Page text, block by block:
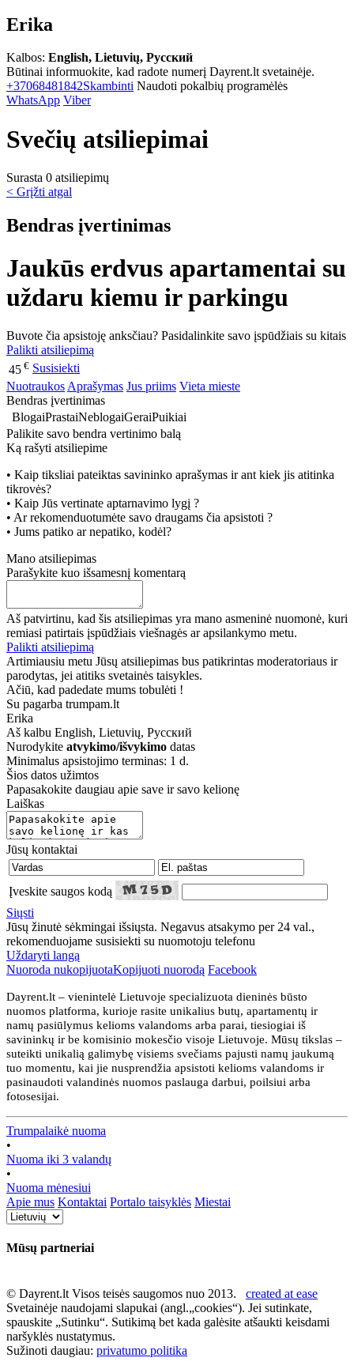
Erika
Kalbos: English, Lietuvių, Русский
Būtinai informuokite, kad radote numerį Dayrent.lt svetainėje.
+37068481842Skambinti Naudoti pokalbių programėlės
WhatsApp Viber
Svečių atsiliepimai
Surasta 0 atsiliepimų
< Grįžti atgal
Bendras įvertinimas
Jaukūs erdvus apartamentai su
uždaru kiemu ir parkingu
Buvote čia apsistoję anksčiau? Pasidalinkite savo įspūdžiais su kitais
Palikti atsiliepimą
45 € Susisiekti
Nuotraukos Aprašymas Jus priims Vieta mieste
Bendras įvertinimas
BlogaiPrastaiNeblogaiGeraiPuikiai
Palikite savo bendra vertinimo balą
Ką rašyti atsiliepime
• Kaip tiksliai pateiktas savininko aprašymas ir ant kiek jis atitinka
tikrovės?
• Kaip Jūs vertinate aptarnavimo lygį ?
• Ar rekomenduotumėte savo draugams čia apsistoti ?
• Jums patiko ar nepatiko, kodėl?
Mano atsiliepimas
Parašykite kuo išsamesnį komentarą
Aš patvirtinu, kad šis atsiliepimas yra mano asmeninė nuomonė, kuri
remiasi patirtais įspūdžiais viešnagės ar apsilankymo metu.
Palikti atsiliepimą
Artimiausiu metu Jūsų atsiliepimas bus patikrintas moderatoriaus ir
parodytas, jei atitiks svetainės taisykles.
Ačiū, kad padedate mums tobulėti !
Su pagarba trumpam.lt
Erika
Aš kalbu English, Lietuvių, Русский
Nurodykite atvykimo/išvykimo datas
Minimalus apsistojimo terminas: 1 d.
Šios datos užimtos
Papasakokite daugiau apie save ir savo kelionę
Laiškas
Jūsų kontaktai
Įveskite saugos kodą
Siųsti
Jūsų žinutė sėkmingai išsiųsta. Negavus atsakymo per 24 val.,
rekomenduojame susisiekti su nuomotoju telefonu
Uždaryti langą
Nuoroda nukopijuotaKopijuoti nuorodą Facebook
Dayrent.lt – vienintelė Lietuvoje specializuota dieninės būsto
nuomos platforma, kurioje rasite unikalius butų, apartamentų ir
namų pasiūlymus kelioms valandoms arba parai, tiesiogiai iš
savininkų ir be komisinio mokesčio visoje Lietuvoje. Mūsų tikslas –
suteikti unikalią galimybę visiems svečiams pajusti namų jaukumą
tuo momentu, kai jie nusprendžia apsistoti kelioms valandoms ir
pasinaudoti valandinės nuomos paslauga darbui, poilsiui arba
fotosesijai.
Trumpalaikė nuoma
•
Nuoma iki 3 valandų
•
Nuoma mėnesiui
Apie mus Kontaktai Portalo taisyklės Miestai
Mūsų partneriai
© Dayrent.lt Visos teisės saugomos nuo 2013. created at ease
Svetainėje naudojami slapukai (angl.„cookies“). Jei sutinkate,
spauskite „Sutinku“. Sutikimą bet kada galėsite atšaukti keisdami
naršyklės nustatymus.
Sužinoti daugiau: privatumo politika